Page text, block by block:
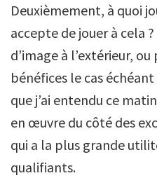
Deuxièmement, à quoi
accepte de jouer à cela
d’image à l’extérieur,
bénéfices le cas échéant
que j’ai entendu ce
en œuvre du côté des
qui a la plus grande
qualifiants.